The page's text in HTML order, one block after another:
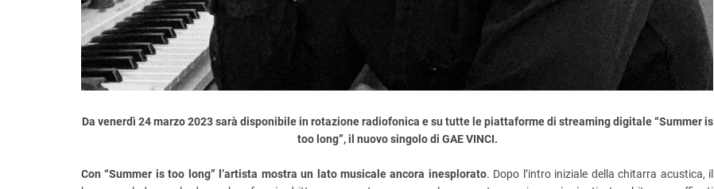
Da venerdì 24 marzo 2023 sarà disponibile in rotazione radiofonica e su tutte le piattaforme di streaming digitale “Summer is
too long”, il nuovo singolo di GAE VINCI.
Con “Summer is too long” l’artista mostra un lato musicale ancora inesplorato. Dopo l’intro iniziale della chitarra acustica, il